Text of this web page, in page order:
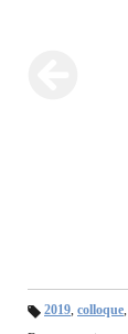
2019, colloque,